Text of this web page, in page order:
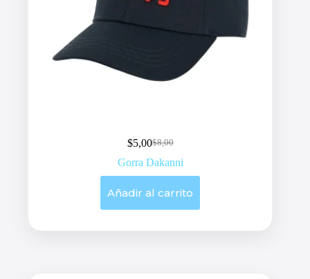
$8,00
Original
price
was:
$5,00Current
price
is:
Gorra Dakanni
Añadir al carrito